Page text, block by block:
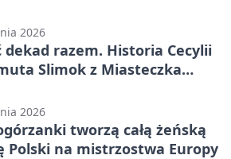
2026
dekad razem. Historia Cecylii
Slimok z Miasteczka
2026
tworzą całą żeńską
Polski na mistrzostwa Europy